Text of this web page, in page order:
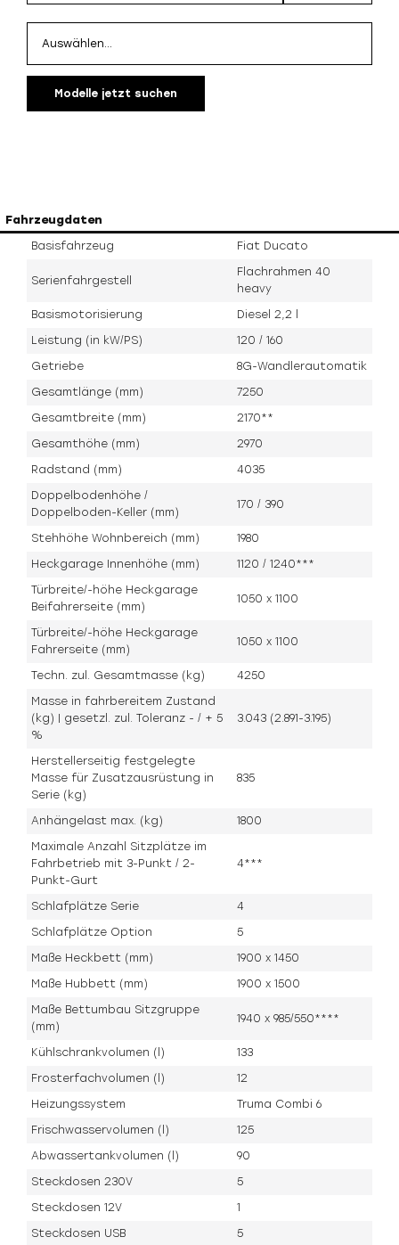
Modelle jetzt suchen
Fahrzeugdaten
Basisfahrzeug Fiat Ducato
Serienfahrgestell
Flachrahmen 40
heavy
Basismotorisierung Diesel 2,2 l
Leistung (in kW/PS) 120 / 160
Getriebe 8G-Wandlerautomatik
Gesamtlänge (mm) 7250
Gesamtbreite (mm) 2170**
Gesamthöhe (mm) 2970
Radstand (mm) 4035
Doppelbodenhöhe /
Doppelboden-Keller (mm)
170 / 390
Stehhöhe Wohnbereich (mm) 1980
Heckgarage Innenhöhe (mm) 1120 / 1240***
Türbreite/-höhe Heckgarage
Beifahrerseite (mm)
1050 x 1100
Türbreite/-höhe Heckgarage
Fahrerseite (mm)
1050 x 1100
Techn. zul. Gesamtmasse (kg) 4250
Masse in fahrbereitem Zustand
(kg) | gesetzl. zul. Toleranz - / + 5
%
3.043 (2.891-3.195)
Herstellerseitig festgelegte
Masse für Zusatzausrüstung in
Serie (kg)
835
Anhängelast max. (kg) 1800
Maximale Anzahl Sitzplätze im
Fahrbetrieb mit 3-Punkt / 2-
Punkt-Gurt
4***
Schlafplätze Serie 4
Schlafplätze Option 5
Maße Heckbett (mm) 1900 x 1450
Maße Hubbett (mm) 1900 x 1500
Maße Bettumbau Sitzgruppe
(mm)
1940 x 985/550****
Kühlschrankvolumen (l) 133
Frosterfachvolumen (l) 12
Heizungssystem Truma Combi 6
Frischwasservolumen (l) 125
Abwassertankvolumen (l) 90
Steckdosen 230V 5
Steckdosen 12V 1
Steckdosen USB 5